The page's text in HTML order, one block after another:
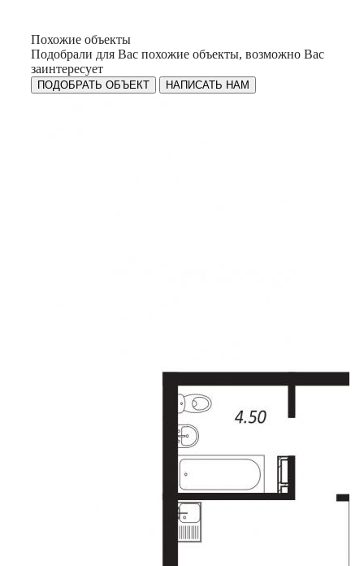
Похожие объекты
Подобрали для Вас похожие объекты, возможно Вас
заинтересует
ПОДОБРАТЬ ОБЪЕКТ НАПИСАТЬ НАМ